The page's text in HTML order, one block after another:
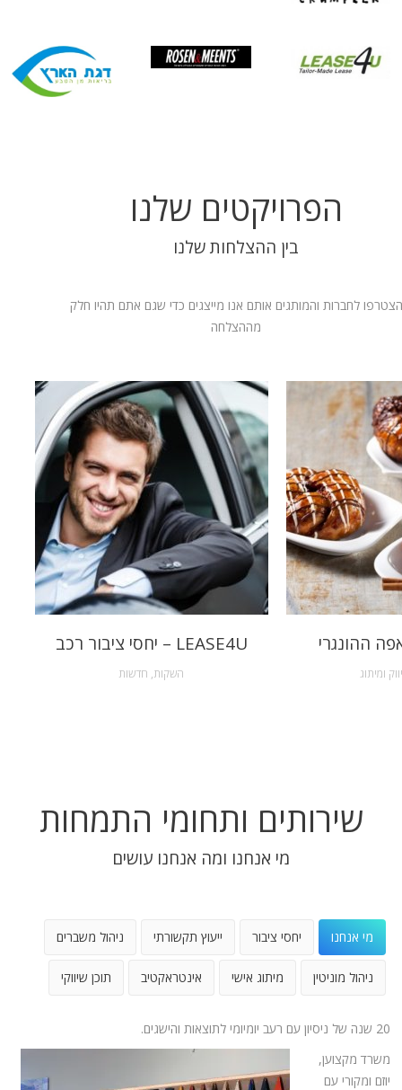
הפרויקטים שלנו
בין ההצלחות שלנו
הצטרפו לחברות והמותגים אותם אנו מייצגים כדי שגם אתם תהיו חלק
מההצלחה
LEASE4U – יחסי ציבור רכב
השקות, חדשות
ההונגרי
ומיתוג
שירותים ותחומי התמחות
מי אנחנו ומה אנחנו עושים
מי אנחנו יחסי ציבור ייעוץ תקשורתי ניהול משברים
ניהול מוניטין מיתוג אישי אינטראקטיב תוכן שיווקי
20 שנה של ניסיון עם רעב יומיומי לתוצאות והישגים.
משרד מקצוען,
יוזם ומקורי עם